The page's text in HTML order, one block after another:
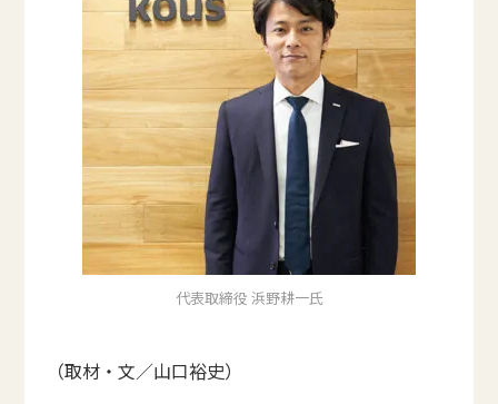
代表取締役 浜野耕一氏
（取材・文／山口裕史）